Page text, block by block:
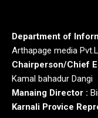
Department of
Arthapage media
Chairperson/Chief
Kamal bahadur Dangi
Manaing Director :
Karnali Provice